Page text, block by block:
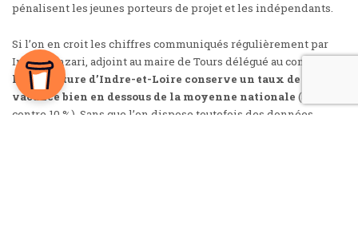
pénalisent les jeunes porteurs de projet et les indépendants.
Si l’on en croitles chiffres communiqués régulièrement par
Iman Manzari , adjoint au maire de Tours délégué au commerce,
la préfecture d’Indre-et-Loire conserve un taux de
vacance bien en dessous de la moyenne nationale (5-6 %
contre 10 %). Sans que l’on dispose toutefois des données